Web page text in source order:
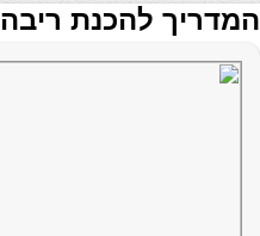
המדריך להכנת ריבה